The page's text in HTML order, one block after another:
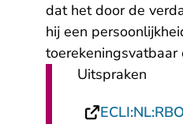
dat het door de
hij een
Uitspraken